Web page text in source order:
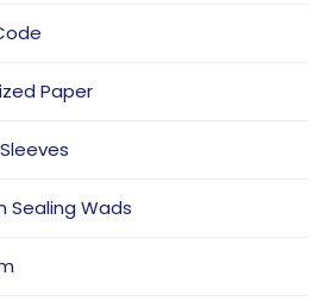
Paper
Sealing Wads